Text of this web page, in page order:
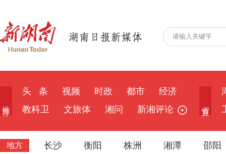
头 条 视频 时政 都市
经济
教科卫
文旅体 湘问 新湘评论
地方 长沙 衡阳 株洲 湘潭 邵阳